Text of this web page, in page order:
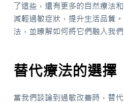
了這些，還有更多的自然療法
減輕過敏症狀，提升生活品質
法，並瞭解如何將它們融入我
替代療法的選擇
當我們談論到過敏改善時，替